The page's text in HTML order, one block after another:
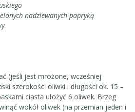
nadziewanych papryką
(jeśli jest mrożone, wcześniej
szerokości oliwki i długości ok. 15 –
ciasta ułożyć 6 oliwek. Brzeg
wokół oliwek (na przemian jeden i